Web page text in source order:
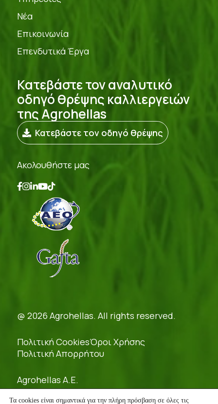
Νέα
Επικοινωνία
Επενδυτικά Έργα
Κατεβάστε τον αναλυτικό
οδηγό θρέψης καλλιεργειών
της Agrohellas
Κατεβάστε τον οδηγό θρέψης
Ακολουθήστε μας
@ 2026 Agrohellas. All rights reserved.
Πολιτική CookiesΌροι Χρήσης
Πολιτική Απορρήτου
Agrohellas A.E.
Γ.Ε.ΜΗ.: 54379421000
Τα cookies είναι σημαντικά για την πλήρη πρόσβαση σε όλες τις